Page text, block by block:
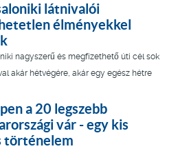
látnivalói
élményekkel
nagyszerű és megfizethető úti cél sok
akár hétvégére, akár egy egész hétre
a 20 legszebb
vár - egy kis
történelem